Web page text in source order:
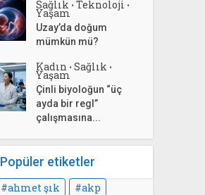
Sağlık • Teknoloji •
Yaşam
Uzay’da doğum
mümkün mü?
Kadın • Sağlık •
Yaşam
Çinli biyoloğun “üç
ayda bir regl”
çalışmasına...
Popüler etiketler
ahmet şık
akp